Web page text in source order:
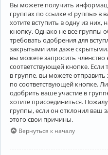
Вы можете получить
группах по ссылке «Группы» в
хотите вступить в одну из
кнопку. Однако не все группы
требовать одобрения для
закрытыми или даже
вы можете запросить
соответствующей кнопке. Если
в группе, вы можете
по соответствующей кнопке.
одобрить ваше участие в
хотите присоединиться.
группы, если он отклонил ваш
этого свои причины.
Вернуться к началу